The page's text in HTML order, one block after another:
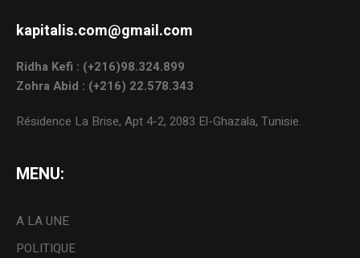
kapitalis.com@gmail.com
Ridha Kefi : (+216)98.324.899
Zohra Abid : (+216) 22.578.343
Résidence La Brise, Apt 4-2, 2083 El-Ghazala, Tunisie.
MENU:
A LA UNE
POLITIQUE